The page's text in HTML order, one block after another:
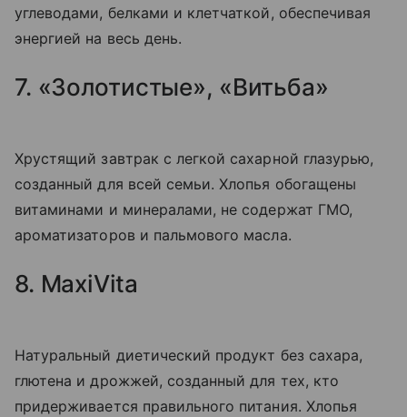
углеводами, белками и клетчаткой, обеспечивая
энергией на весь день.
7. «Золотистые», «Витьба»
Хрустящий завтрак с легкой сахарной глазурью,
созданный для всей семьи. Хлопья обогащены
витаминами и минералами, не содержат ГМО,
ароматизаторов и пальмового масла.
8. MaxiVita
Натуральный диетический продукт без сахара,
глютена и дрожжей, созданный для тех, кто
придерживается правильного питания. Хлопья